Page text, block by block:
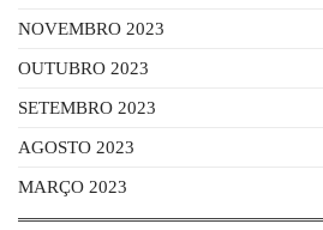
NOVEMBRO 2023
OUTUBRO 2023
SETEMBRO 2023
AGOSTO 2023
MARÇO 2023